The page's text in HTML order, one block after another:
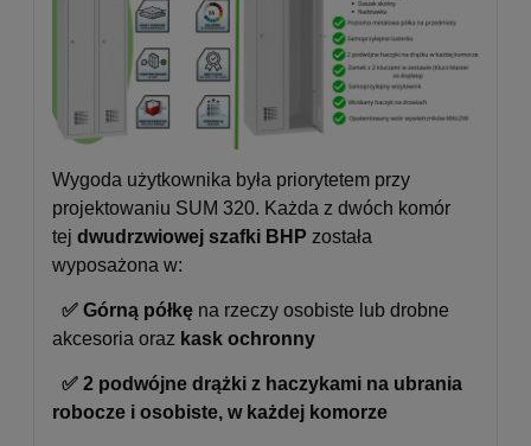
Wygoda użytkownika była priorytetem przy
projektowaniu SUM 320. Każda z dwóch komór
tej dwudrzwiowej szafki BHP została
wyposażona w:
✅ Górną półkę na rzeczy osobiste lub drobne
akcesoria oraz kask ochronny
✅ 2 podwójne drążki z haczykami na ubrania
robocze i osobiste, w każdej komorze